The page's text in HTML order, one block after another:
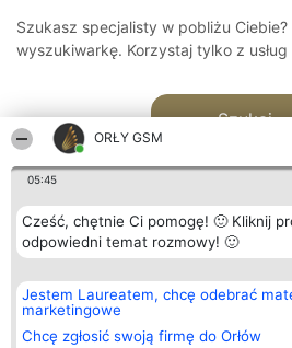
ORŁY GSM
05:45
Cześć, chętnie Ci pomogę! 🙂 Kliknij
odpowiedni temat rozmowy! 🙂
Jestem Laureatem, chcę odebrać
marketingowe
Chcę zgłosić swoją firmę do Orłów
Szukasz specjalisty w pobliżu
wyszukiwarkę. Korzystaj tylko z
Szukaj
Organizator plebiscytu
Bright Side Solutions sp. z o.
o. sp. k.
ul. Ruska 22
Wrocław 50-079
Plebiscyt
Laureaci
wszystkich
Laureatów